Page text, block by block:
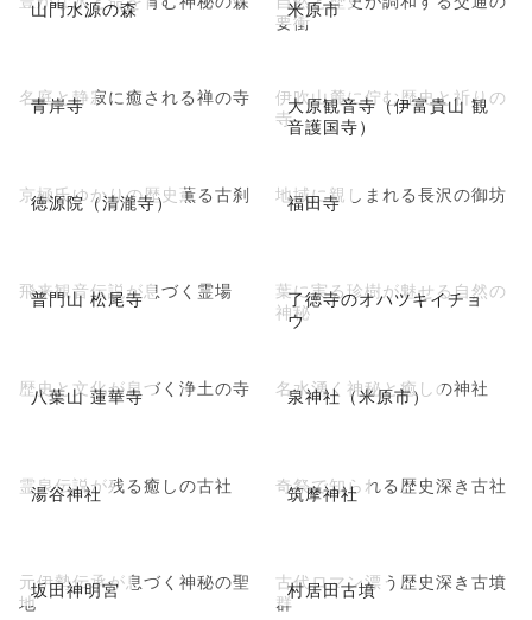
山門水源の森 米原市
要衝
青岸寺
名庭と静寂に癒される禅の寺
大原観音寺（伊富貴山 観
音護国寺）
伊吹山麓に佇む歴史と祈りの
寺
徳源院（清瀧寺）
京極氏ゆかりの歴史薫る古刹 福田寺
地域に親しまれる長沢の御坊
普門山 松尾寺
飛来観音伝説が息づく霊場
了徳寺のオハツキイチョ
ウ
葉に実る珍樹が魅せる自然の
神秘
八葉山 蓮華寺
歴史と文化が息づく浄土の寺 泉神社（米原市）
名水湧く神秘と癒しの神社
湯谷神社
霊泉伝説が残る癒しの古社 筑摩神社
奇祭で知られる歴史深き古社
坂田神明宮
元伊勢伝承が息づく神秘の聖
地
村居田古墳
古代ロマン漂う歴史深き古墳
群